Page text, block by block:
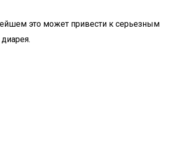
это может привести к серьезным